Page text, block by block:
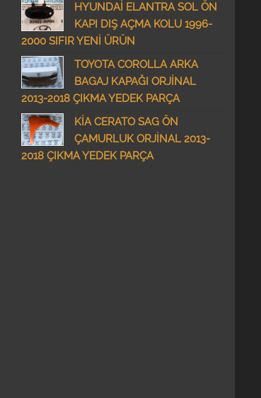
HYUNDAİ ELANTRA SOL ÖN
KAPI DIŞ AÇMA KOLU 1996-
2000 SIFIR YENİ ÜRÜN
TOYOTA COROLLA ARKA
BAGAJ KAPAĞI ORJİNAL
2013-2018 ÇIKMA YEDEK PARÇA
KİA CERATO SAG ÖN
ÇAMURLUK ORJİNAL 2013-
2018 ÇIKMA YEDEK PARÇA